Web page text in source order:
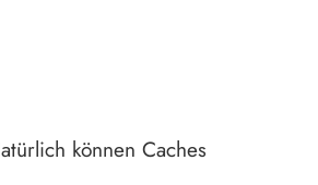
können Caches